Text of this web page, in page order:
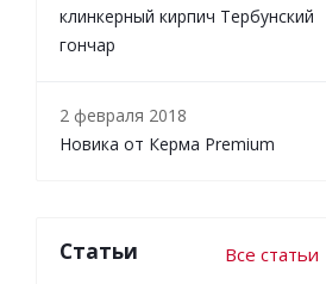
клинкерный кирпич Тербунский
гончар
2 февраля 2018
Новика от Керма Premium
Статьи Все статьи